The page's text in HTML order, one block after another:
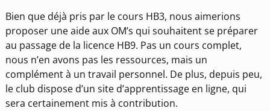
Bien que déjà pris par le cours HB3, nous aimerions
proposer une aide aux OM’s qui souhaitent se préparer
au passage de la licence HB9. Pas un cours complet,
nous n’en avons pas les ressources, mais un
complément à un travail personnel. De plus, depuis peu,
le club dispose d’un site d’apprentissage en ligne, qui
sera certainement mis à contribution.